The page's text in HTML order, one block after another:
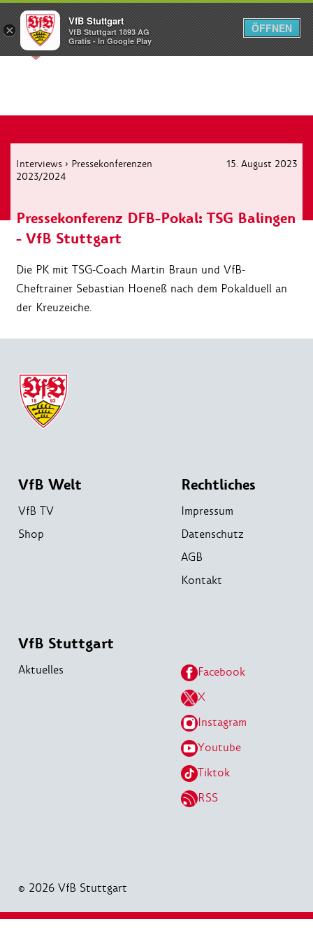
Menü
Interviews › Pressekonferenzen
2023/2024
15. August 2023
Pressekonferenz DFB-Pokal: TSG Balingen
- VfB Stuttgart
Die PK mit TSG-Coach Martin Braun und VfB-
Cheftrainer Sebastian Hoeneß nach dem Pokalduell an
der Kreuzeiche.
VfB Welt
VfB TV
Shop
Rechtliches
Impressum
Datenschutz
AGB
Kontakt
VfB Stuttgart
Aktuelles
Facebook
X
Instagram
Youtube
Tiktok
RSS
© 2026 VfB Stuttgart
×
VfB Stuttgart
VfB Stuttgart 1893 AG
Gratis - In Google Play
ÖFFNEN